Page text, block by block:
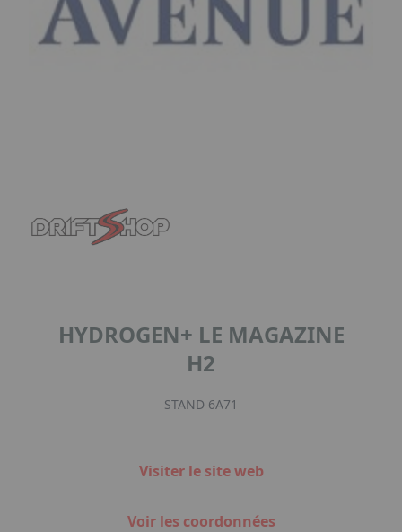
HYDROGEN+ LE MAGAZINE
H2
STAND 6A71
Visiter le site web
Voir les coordonnées